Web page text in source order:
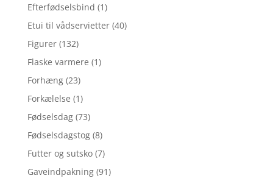
Efterfødselsbind (1)
Etui til vådservietter (40)
Figurer (132)
Flaske varmere (1)
Forhæng (23)
Forkælelse (1)
Fødselsdag (73)
Fødselsdagstog (8)
Futter og sutsko (7)
Gaveindpakning (91)